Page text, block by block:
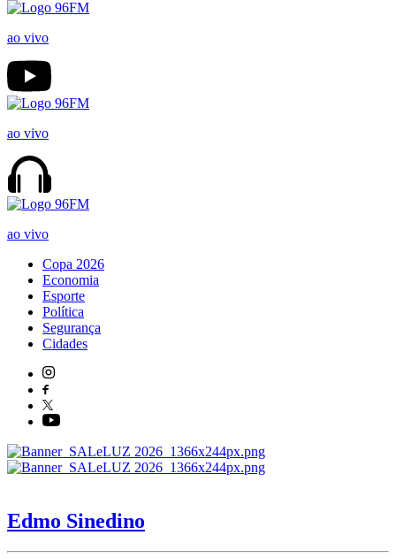
ao vivo
ao vivo
ao vivo
Copa 2026
Economia
Esporte
Política
Segurança
Cidades
Edmo Sinedino